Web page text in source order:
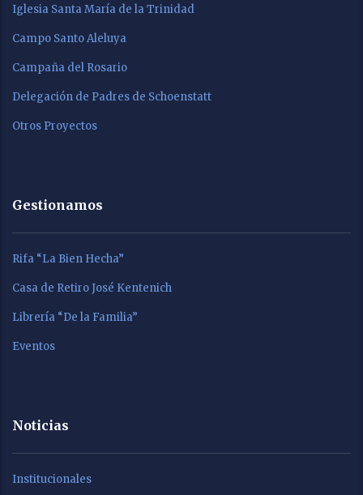
Iglesia Santa María de la Trinidad
Campo Santo Aleluya
Campaña del Rosario
Delegación de Padres de Schoenstatt
Otros Proyectos
Gestionamos
Rifa “La Bien Hecha”
Casa de Retiro José Kentenich
Librería “De la Familia”
Eventos
Noticias
Institucionales